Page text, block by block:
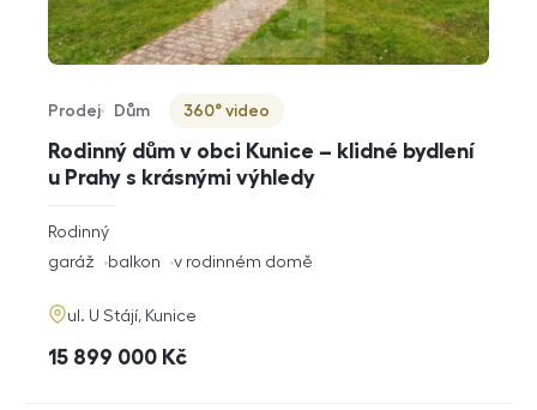
Rodinný dům v obci Kunice – klidné bydlení
u Prahy s krásnými výhledy
Typ nabídky
Prodej
Typ nemovitosti
Dům
Virtuální prohlídka
360° video
rozměry
dispozice
Rodinný
funkce
garáž balkon v rodinném domě
adresa
ul. U Stájí, Kunice
cena
15 899 000 Kč